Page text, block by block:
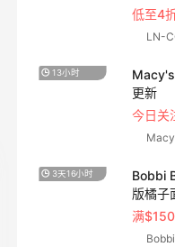
低至4
LN-
13小时
更新
今日关
3天16小时
Bobbi
版橘子
满